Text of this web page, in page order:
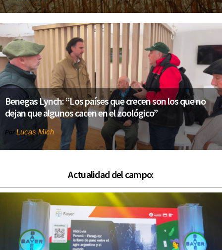
Benegas Lynch: “Los países que crecen son los que no
dejan que algunos cacen en el zoológico”
Por Lucas Mich
Actualidad del campo: